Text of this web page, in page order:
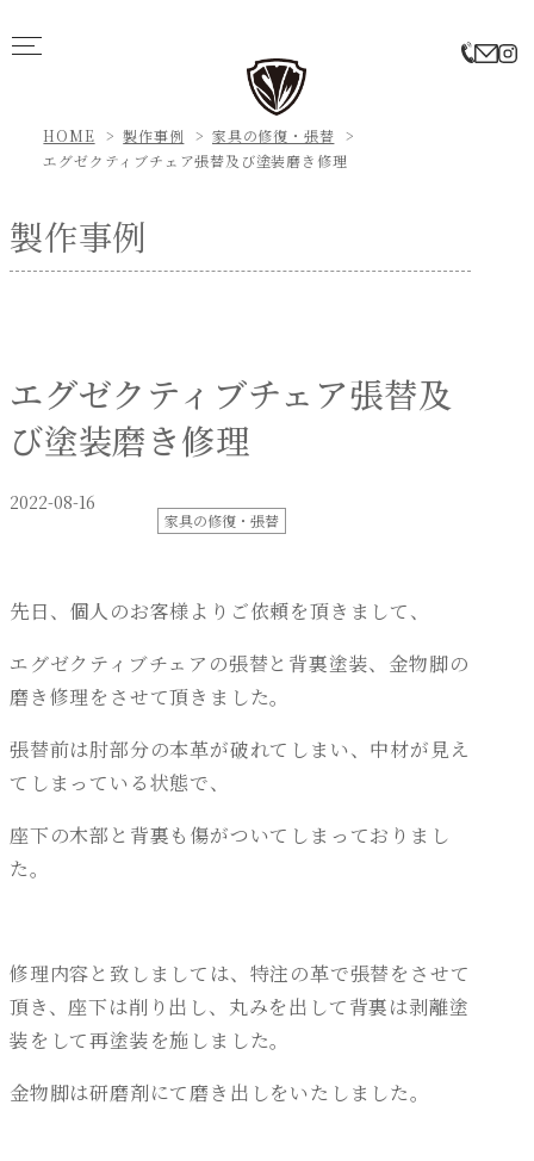
HOME 製作事例
家具の修復・張替
エグゼクティブチェア張替及び塗装磨き修理
製作事例
エグゼクティブチェア張替及
び塗装磨き修理
2022-08-16
家具の修復・張替
先日、個人のお客様よりご依頼を頂きまして、
エグゼクティブチェアの張替と背裏塗装、金物脚の
磨き修理をさせて頂きました。
張替前は肘部分の本革が破れてしまい、中材が見え
てしまっている状態で、
座下の木部と背裏も傷がついてしまっておりまし
た。
修理内容と致しましては、特注の革で張替をさせて
頂き、座下は削り出し、丸みを出して背裏は剥離塗
装をして再塗装を施しました。
金物脚は研磨剤にて磨き出しをいたしました。